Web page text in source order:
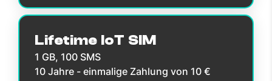
Lifetime IoT SIM
1 GB, 100 SMS
10 Jahre - einmalige Zahlung von 10 €